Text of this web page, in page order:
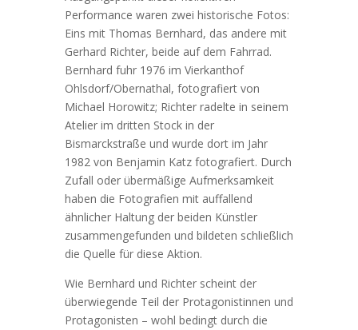
Performance waren zwei historische Fotos:
Eins mit Thomas Bernhard, das andere mit
Gerhard Richter, beide auf dem Fahrrad.
Bernhard fuhr 1976 im Vierkanthof
Ohlsdorf/Obernathal, fotografiert von
Michael Horowitz; Richter radelte in seinem
Atelier im dritten Stock in der
Bismarckstraße und wurde dort im Jahr
1982 von Benjamin Katz fotografiert. Durch
Zufall oder übermäßige Aufmerksamkeit
haben die Fotografien mit auffallend
ähnlicher Haltung der beiden Künstler
zusammengefunden und bildeten schließlich
die Quelle für diese Aktion.
Wie Bernhard und Richter scheint der
überwiegende Teil der Protagonistinnen und
Protagonisten – wohl bedingt durch die